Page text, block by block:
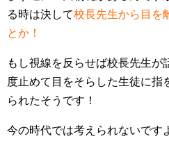
る時は決して校長先生から目を
とか！
もし視線を反らせば校長先生が
度止めて目をそらした生徒に指
られたそうです！
今の時代では考えられないです